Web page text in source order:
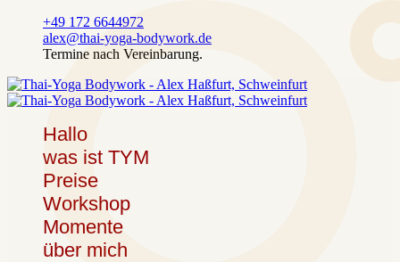
+49 172 6644972
alex@thai-yoga-bodywork.de
Termine nach Vereinbarung.
Hallo
was ist TYM
Preise
Workshop
Momente
über mich